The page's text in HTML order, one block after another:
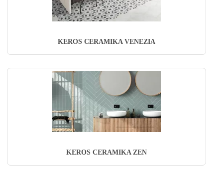
KEROS CERAMIKA VENEZIA
KEROS CERAMIKA ZEN